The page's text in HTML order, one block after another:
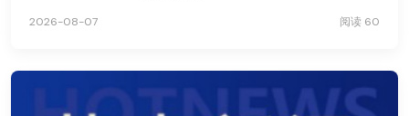
2026-08-07 阅读 60